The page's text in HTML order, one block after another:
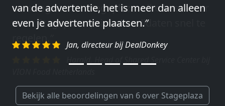
ervaringen met Stageplaza: elke keer weer
weet Stageplaza prima kandidaten snel te
regelen.″
Bekijk alle beoordelingen van 6 over Stageplaza